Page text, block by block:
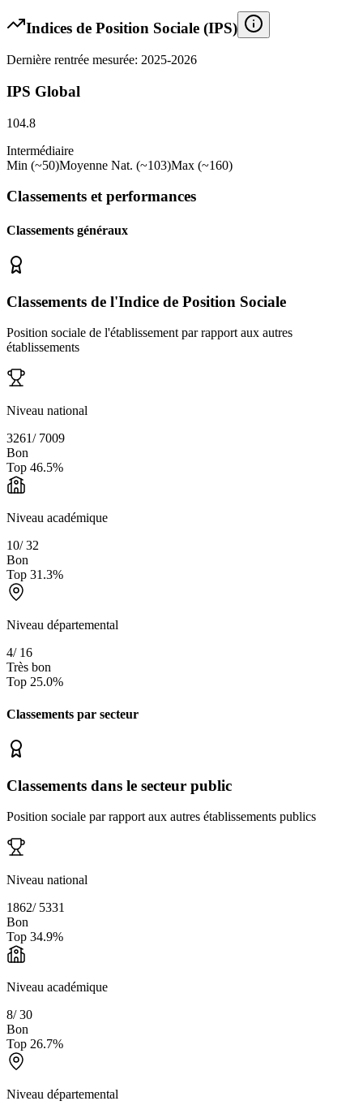
Indices de Position Sociale (IPS)
Dernière rentrée mesurée: 2025-2026
IPS Global
104.8
Intermédiaire
Min (~50)Moyenne Nat. (~103)Max (~160)
Classements et performances
Classements généraux
Classements de l'Indice de Position Sociale
Position sociale de l'établissement par rapport aux autres
établissements
Niveau national
3261/ 7009
Bon
Top 46.5%
Niveau académique
10/32
Bon
Top 31.3%
Niveau départemental
4/ 16
Très bon
Top 25.0%
Classements par secteur
Classements dans le secteur public
Position sociale par rapport aux autres établissements publics
Niveau national
1862/ 5331
Bon
Top 34.9%
Niveau académique
8/30
Bon
Top 26.7%
Niveau départemental